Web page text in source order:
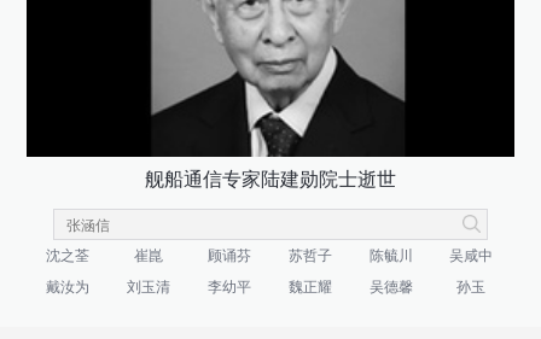
舰船通信专家陆建勋院士逝世
沈之荃 崔崑 顾诵芬 苏哲子 陈毓川
吴咸中
戴汝为
刘玉清 李幼平 魏正耀 吴德馨 孙玉